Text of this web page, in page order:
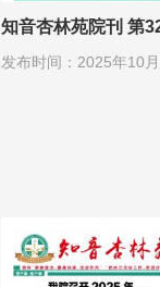
知音杏林苑院刊 第
发布时间：2025年10